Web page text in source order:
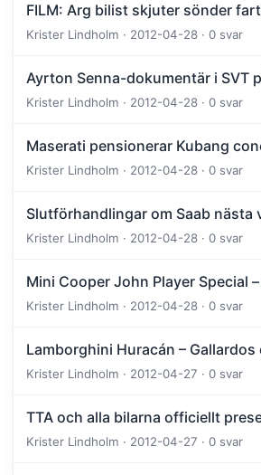
FILM: Arg bilist skjuter sönder
Krister Lindholm · 2012-04-28 · 0 svar
Ayrton Senna-dokumentär i SVT
Krister Lindholm · 2012-04-28 · 0 svar
Maserati pensionerar Kubang
Krister Lindholm · 2012-04-28 · 0 svar
Slutförhandlingar om Saab nästa
Krister Lindholm · 2012-04-28 · 0 svar
Mini Cooper John Player Special
Krister Lindholm · 2012-04-28 · 0 svar
Lamborghini Huracán –
Krister Lindholm · 2012-04-27 · 0 svar
TTA och alla bilarna officiellt
Krister Lindholm · 2012-04-27 · 0 svar